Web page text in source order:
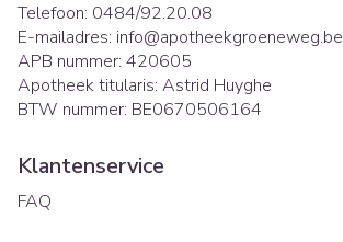
Telefoon: 0484/92.20.08
E-mailadres: info@apotheekgroeneweg.be
APB nummer: 420605
Apotheek titularis: Astrid Huyghe
BTW nummer: BE0670506164
Klantenservice
FAQ